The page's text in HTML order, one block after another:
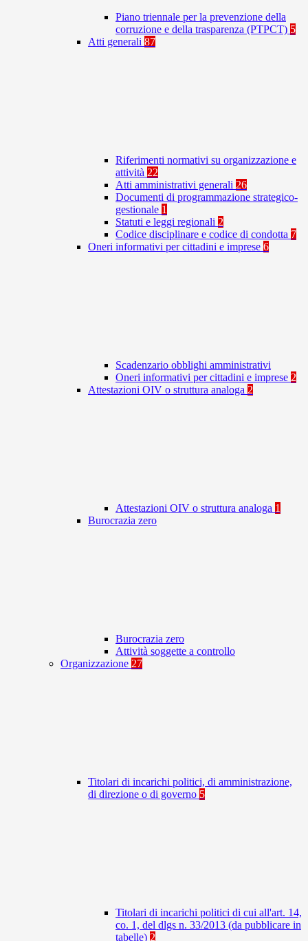
Piano triennale per la prevenzione della
corruzione e della trasparenza (PTPCT) 5
Atti generali 87
Riferimenti normativi su organizzazione e
attività 22
Atti amministrativi generali 26
Documenti di programmazione strategico-
gestionale 1
Statuti e leggi regionali 2
Codice disciplinare e codice di condotta 7
Oneri informativi per cittadini e imprese 6
Scadenzario obblighi amministrativi
Oneri informativi per cittadini e imprese 2
Attestazioni OIV o struttura analoga 2
Attestazioni OIV o struttura analoga 1
Burocrazia zero
Burocrazia zero
Attività soggette a controllo
Organizzazione 27
Titolari di incarichi politici, di amministrazione,
di direzione o di governo 5
Titolari di incarichi politici di cui all'art. 14,
co. 1, del dlgs n. 33/2013 (da pubblicare in
tabelle) 2